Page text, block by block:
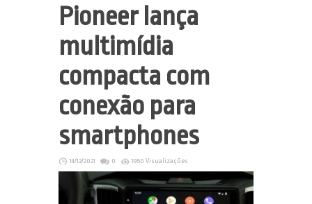
Pioneer lança
multimídia
compacta com
conexão para
smartphones
14/12/2021 0 1950 Visualizações